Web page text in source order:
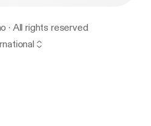
· All rights reserved